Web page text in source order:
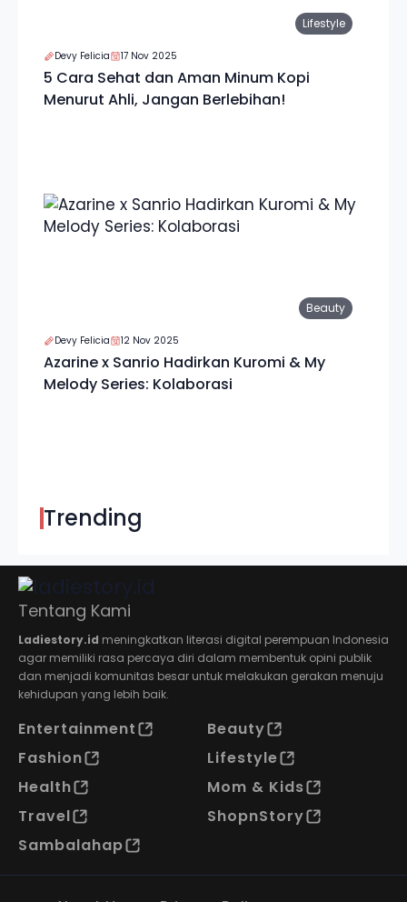
Lifestyle
Devy Felicia 17 Nov 2025
5 Cara Sehat dan Aman Minum Kopi
Menurut Ahli, Jangan Berlebihan!
Beauty
Devy Felicia 12 Nov 2025
Azarine x Sanrio Hadirkan Kuromi & My
Melody Series: Kolaborasi
Trending
Tentang Kami
Ladiestory.id meningkatkan literasi digital perempuan Indonesia
agar memiliki rasa percaya diri dalam membentuk opini publik
dan menjadi komunitas besar untuk melakukan gerakan menuju
kehidupan yang lebih baik.
Entertainment
Beauty
Fashion
Lifestyle
Health
Mom & Kids
Travel
ShopnStory
Sambalahap